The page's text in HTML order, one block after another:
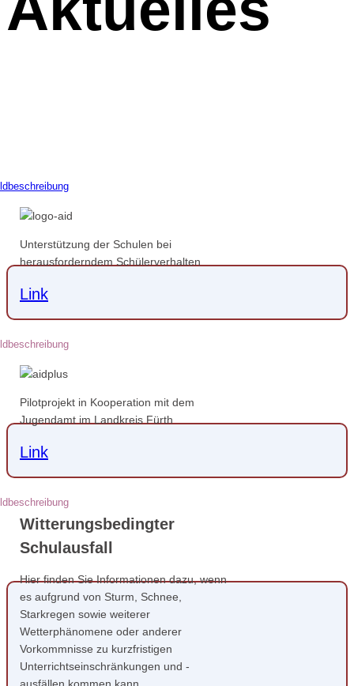
Unterstützung der Schulen bei
herausforderndem Schülerverhalten
Link
Pilotprojekt in Kooperation mit dem
Jugendamt im Landkreis Fürth
Link
Witterungsbedingter
Schulausfall
Hier finden Sie Informationen dazu, wenn
es aufgrund von Sturm, Schnee,
Starkregen sowie weiterer
Wetterphänomene oder anderer
Vorkommnisse zu kurzfristigen
Unterrichtseinschränkungen und -
ausfällen kommen kann.